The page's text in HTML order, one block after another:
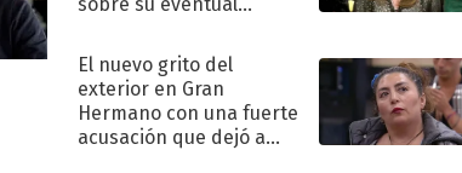
El nuevo grito del
exterior en Gran
Hermano con una fuerte
acusación que dejó a